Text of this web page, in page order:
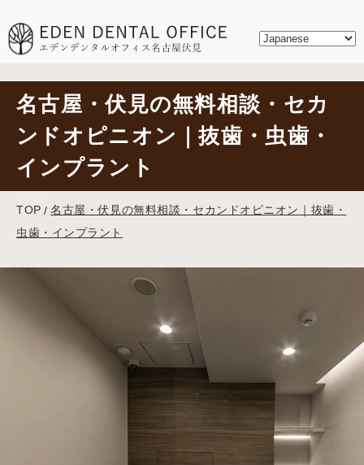
名古屋・伏見の無料相談・セカ
ンドオピニオン｜抜歯・虫歯・
インプラント
TOP
名古屋・伏見の無料相談・セカンドオピニオン｜抜歯・
虫歯・インプラント